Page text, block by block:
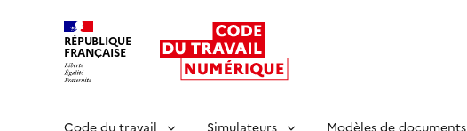
RÉPUBLIQUE
FRANÇAISE